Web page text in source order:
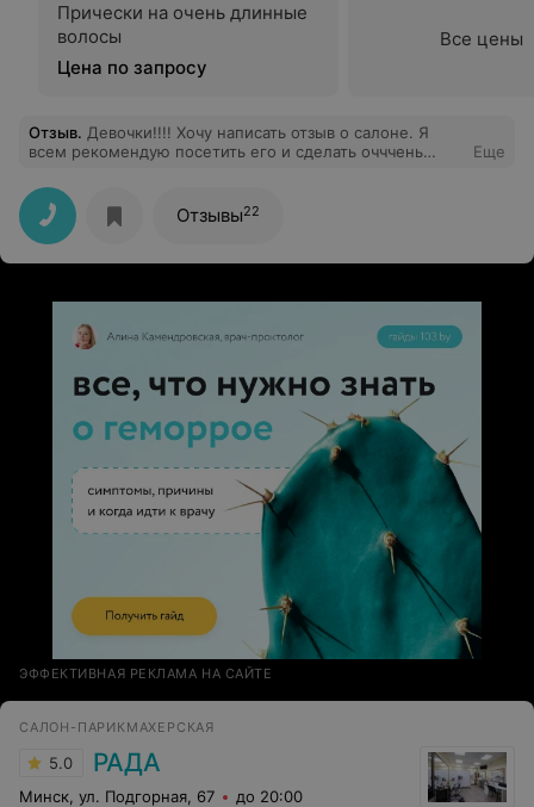
Прически на очень длинные
волосы
Цена по запросу
Все цены
Отзыв. Девочки!!!! Хочу написать отзыв о салоне. Я
всем рекомендую посетить его и сделать очччень
приятная, доброжелательная. сразу поняла чего я хочу
и помогла получить желаемый результат. Веселая
администратор Таня развлекала меня, пока я 3 часа
находилась в зале. Всем советую!!!!!
Еще
Отзывы22
ЭФФЕКТИВНАЯ РЕКЛАМА НА САЙТЕ
САЛОН-ПАРИКМАХЕРСКАЯ
5.0 РАДА
Минск, ул. Подгорная, 67 до 20:00